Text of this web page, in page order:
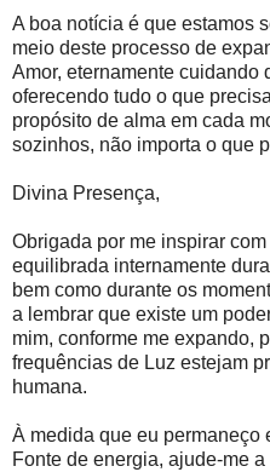
A boa notícia é que estamos
meio deste processo de
Amor, eternamente cuidando
oferecendo tudo o que
propósito de alma em cada
sozinhos, não importa o que
Divina Presença,
Obrigada por me inspirar
equilibrada internamente
bem como durante os
a lembrar que existe um
mim, conforme me expando,
frequências de Luz estejam
humana.
À medida que eu permaneço
Fonte de energia, ajude-me